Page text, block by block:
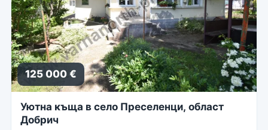
125 000 €
Уютна къща в село Преселенци, област
Добрич